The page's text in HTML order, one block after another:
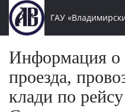
ГАУ
Информация о
проезда,
клади по